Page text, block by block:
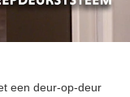
een deur-op-deur